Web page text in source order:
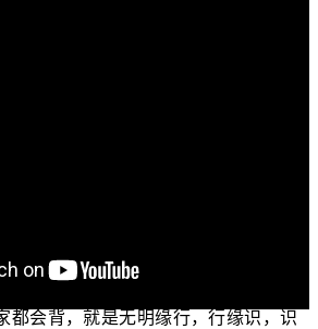
“为求辟支佛者说应十二因缘法”。如果
人，就为他解说能够相应于十二因缘
都会背，就是无明缘行，行缘识，识